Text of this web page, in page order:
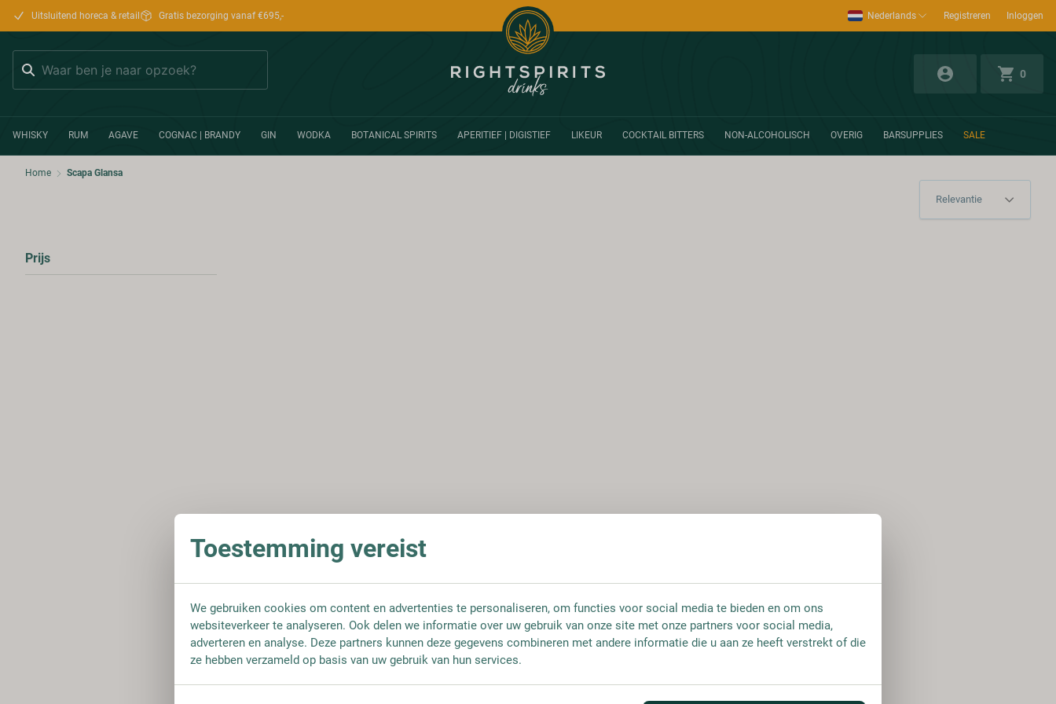
Uitsluitend horeca & retail Gratis bezorging vanaf €695,- Nederlands Registreren Inloggen
0
WHISKY RUM AGAVE COGNAC | BRANDY GIN WODKA BOTANICAL SPIRITS APERITIEF | DIGISTIEF LIKEUR COCKTAIL BITTERS NON-ALCOHOLISCH OVERIG BARSUPPLIES SALE
Home Scapa Glansa
Prijs
Toestemming vereist
We gebruiken cookies om content en advertenties te personaliseren, om functies voor social media te bieden en om ons
websiteverkeer te analyseren. Ook delen we informatie over uw gebruik van onze site met onze partners voor social media,
adverteren en analyse. Deze partners kunnen deze gegevens combineren met andere informatie die u aan ze heeft verstrekt of die
ze hebben verzameld op basis van uw gebruik van hun services.